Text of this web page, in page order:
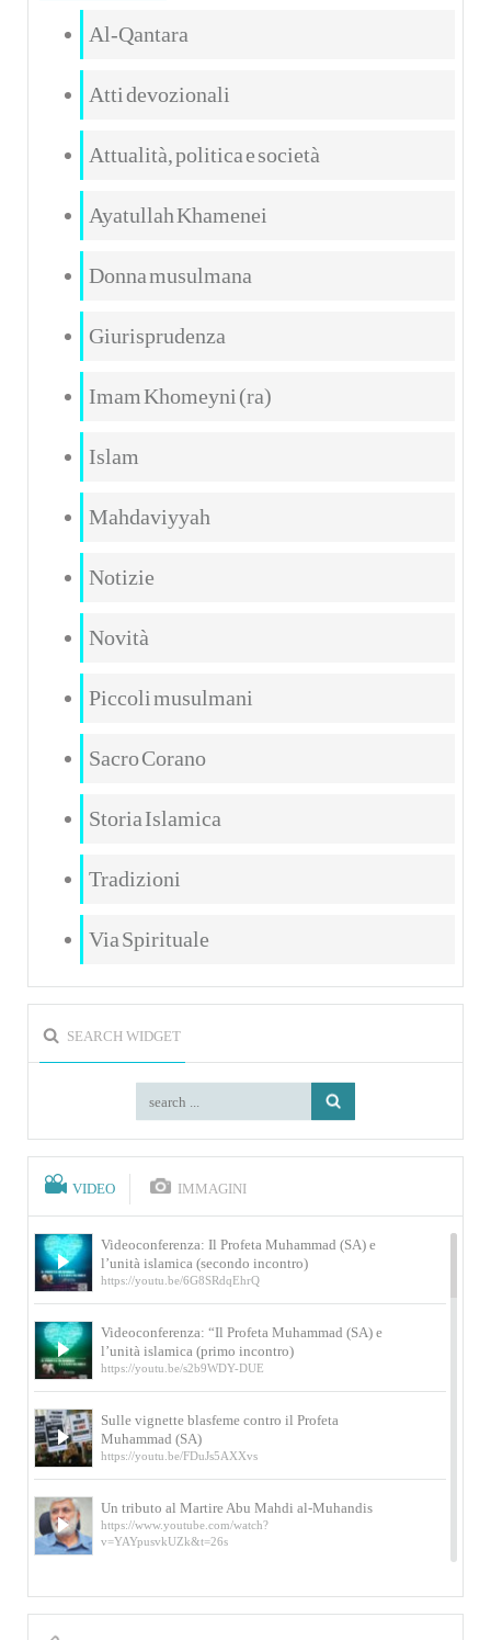
Al-Qantara
Atti devozionali
Attualità, politica e società
Ayatullah Khamenei
Donna musulmana
Giurisprudenza
Imam Khomeyni (ra)
Islam
Mahdaviyyah
Notizie
Novità
Piccoli musulmani
Sacro Corano
Storia Islamica
Tradizioni
Via Spirituale
SEARCH WIDGET
VIDEO IMMAGINI
Videoconferenza: Il Profeta Muhammad (SA) e
l’unità islamica (secondo incontro)
https://youtu.be/6G8SRdqEhrQ
Videoconferenza: “Il Profeta Muhammad (SA) e
l’unità islamica (primo incontro)
https://youtu.be/s2b9WDY-DUE
Sulle vignette blasfeme contro il Profeta
Muhammad (SA)
https://youtu.be/FDuJs5AXXvs
Un tributo al Martire Abu Mahdi al-Muhandis
https://www.youtube.com/watch?
v=YAYpusvkUZk&t=26s
L’Abluzione rituale (wudu) secondo l’Imam Alì
e l’Imam Khomeini